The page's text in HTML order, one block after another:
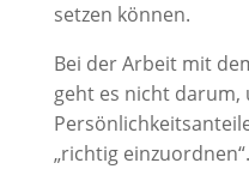
setzen können.
Bei der Arbeit mit
geht es nicht darum,
„richtig